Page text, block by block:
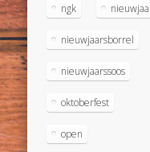
ngk
nieuwjaarsborrel
nieuwjaarssoos
oktoberfest
open